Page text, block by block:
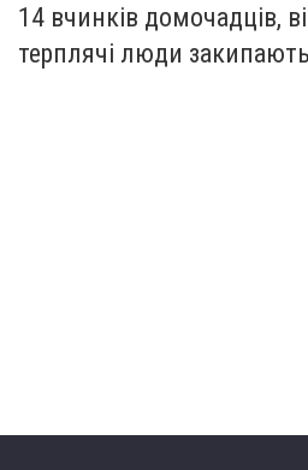
14 вчинків домочадців,
терплячі люди